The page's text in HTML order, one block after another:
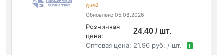
дней
Обновлено 05.08.2026
Розничная
цена:
24.40 / шт.
Оптовая цена: 21.96 руб. / шт. !